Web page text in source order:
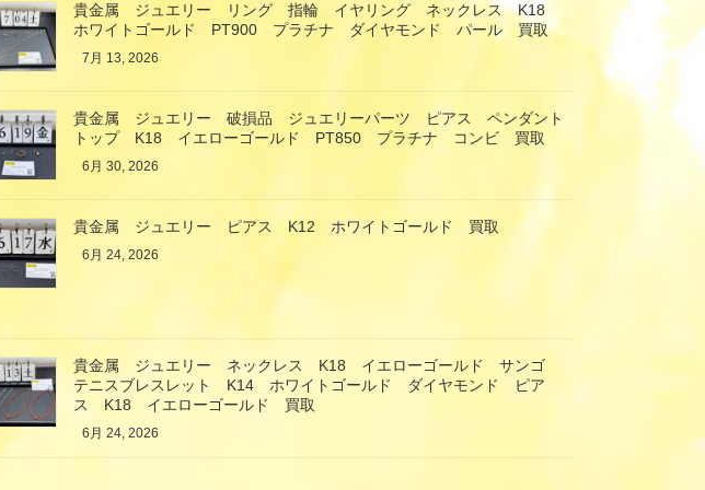
貴金属 ジュエリー リング 指輪 イヤリング ネックレス K18
ホワイトゴールド PT900 プラチナ ダイヤモンド パール 買取
7月 13, 2026
貴金属 ジュエリー 破損品 ジュエリーパーツ ピアス ペンダント
トップ K18 イエローゴールド PT850 プラチナ コンビ 買取
6月 30, 2026
貴金属 ジュエリー ピアス K12 ホワイトゴールド 買取
6月 24, 2026
貴金属 ジュエリー ネックレス K18 イエローゴールド サンゴ
テニスブレスレット K14 ホワイトゴールド ダイヤモンド ピア
ス K18 イエローゴールド 買取
6月 24, 2026